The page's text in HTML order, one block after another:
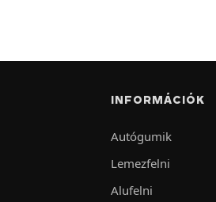
INFORMÁCIÓK
Autógumik
Lemezfelni
Alufelni